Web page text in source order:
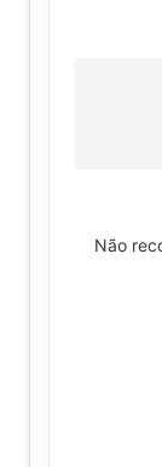
Não